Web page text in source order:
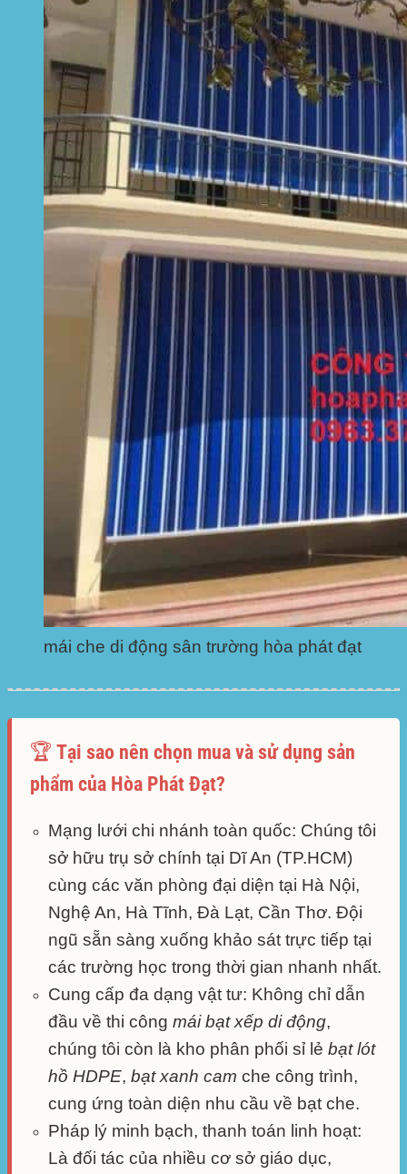
mái che di động sân trường hòa phát đạt
🏆 Tại sao nên chọn mua và sử dụng sản
phẩm của Hòa Phát Đạt?
Mạng lưới chi nhánh toàn quốc: Chúng tôi
sở hữu trụ sở chính tại Dĩ An (TP.HCM)
cùng các văn phòng đại diện tại Hà Nội,
Nghệ An, Hà Tĩnh, Đà Lạt, Cần Thơ. Đội
ngũ sẵn sàng xuống khảo sát trực tiếp tại
các trường học trong thời gian nhanh nhất.
Cung cấp đa dạng vật tư: Không chỉ dẫn
đầu về thi công mái bạt xếp di động,
chúng tôi còn là kho phân phối sỉ lẻ bạt lót
hồ HDPE, bạt xanh cam che công trình,
cung ứng toàn diện nhu cầu về bạt che.
Pháp lý minh bạch, thanh toán linh hoạt:
Là đối tác của nhiều cơ sở giáo dục,